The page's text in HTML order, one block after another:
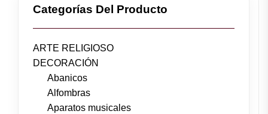
Categorías Del Producto
ARTE RELIGIOSO
DECORACIÓN
Abanicos
Alfombras
Aparatos musicales